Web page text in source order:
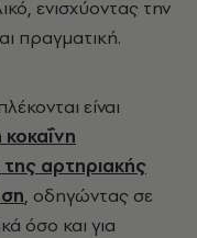
ενισχύοντας την
πραγματική.
είναι
κοκαΐνη
αρτηριακής
, οδηγώντας σε
όσο και για